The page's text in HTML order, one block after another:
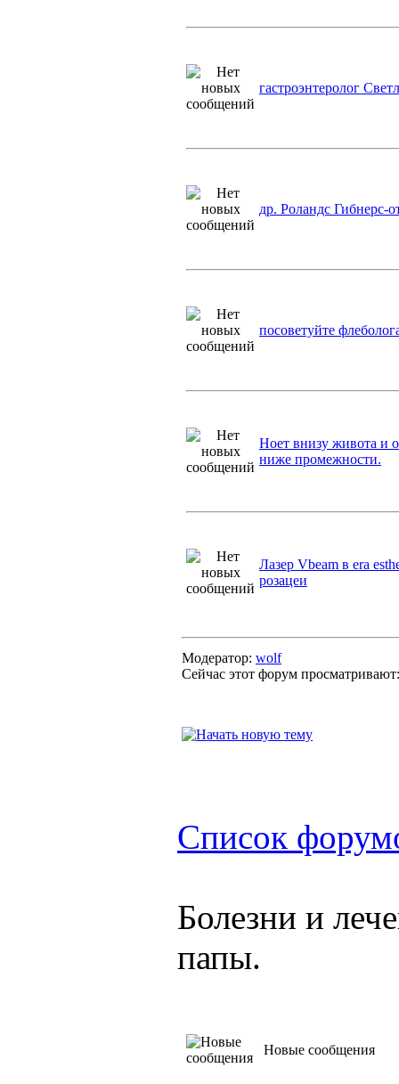
гастроэнтеролог
др. Роландс Гибнерс-
посоветуйте
Ноет внизу живота и
ниже промежности.
Лазер Vbeam в era
розацеи
Модератор: wolf
Сейчас этот форум
Список
Болезни и
папы.
Новые сообщения